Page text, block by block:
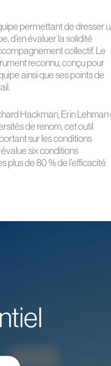
permettant de dresser
d’en évaluer la solidité
collectif. Le
reconnu, conçu pour
ainsi que ses points de
Hackman, Erin Lehman
de renom, cet outil
sur les conditions
six conditions
plus de 80 % de l’efficacité